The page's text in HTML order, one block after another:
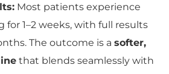
Most patients experience
for 1–2 weeks, with full results
The outcome is a softer,
that blends seamlessly with